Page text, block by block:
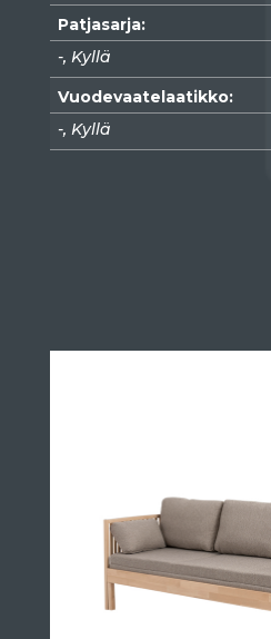
Patjasarja:
-, Kyllä
Vuodevaatelaatikko:
-, Kyllä